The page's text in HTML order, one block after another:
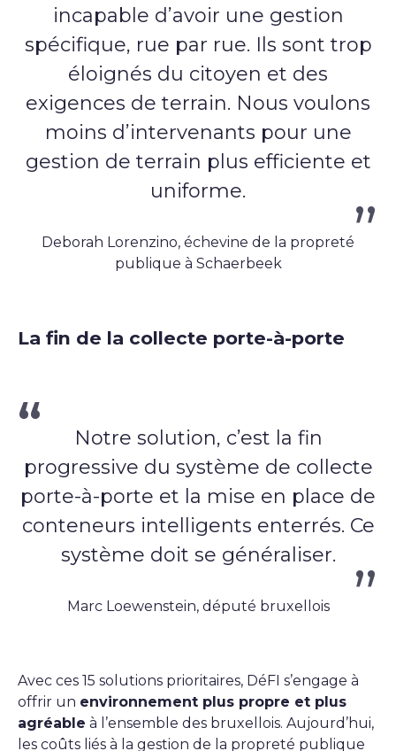
incapable d’avoir une gestion
spécifique, rue par rue. Ils sont trop
éloignés du citoyen et des
exigences de terrain. Nous voulons
moins d’intervenants pour une
gestion de terrain plus efficiente et
uniforme.
Deborah Lorenzino, échevine de la propreté
publique à Schaerbeek
La fin de la collecte porte-à-porte
Notre solution, c’est la fin
progressive du système de collecte
porte-à-porte et la mise en place de
conteneurs intelligents enterrés. Ce
système doit se généraliser.
Marc Loewenstein, député bruxellois
Avec ces 15 solutions prioritaires, DéFI s’engage à
offrir un environnement plus propre et plus
agréable à l’ensemble des bruxellois. Aujourd’hui,
les coûts liés à la gestion de la propreté publique